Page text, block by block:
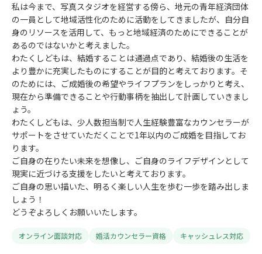
私は今まで、写真スタジオを経営する傍ら、地元の青年経済団体
の一員として地域活性化のために活動をしてきましたが、自分自
身のリソースを活用して、もっと地域経済のためにできることが
あるのではないかと考えました。
わたくしどもは、結婚することは通過点であり、結婚後の生活を
より豊かに充実したものにすることが目的と考えております。そ
のためには、ご成婚後の希望やライフプランをしっかりと考え、
現在から準備できることや行動事柄を抽出して計画していきまし
ょう。
わたくしどもは、少人数担当制で人生経験豊富なカウンセラーが
サポートをさせていただくことで1年以内のご成婚を目指してお
ります。
ご自身の在りたい未来を想像し、ご自身のライフデザインとして
現実に近づける支援をしたいと考えております。
ご自身の思い描いた、明るく楽しい人生を歩む一歩を踏み出しま
しょう！
どうぞよろしくお願いいたします。
オンライン面談対応 婚活カウンセラー資格 キャッシュレス対応